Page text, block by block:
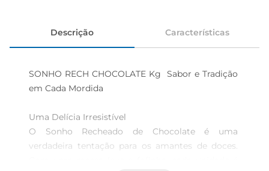
Descrição Características
SONHO RECH CHOCOLATE Kg  Sabor e Tradição
em Cada Mordida
Uma Delícia Irresistível
O Sonho Recheado de Chocolate é uma
verdadeira tentação para os amantes de doces.